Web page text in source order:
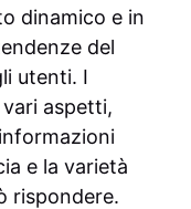
dinamico e in
del
utenti. I
aspetti,
e la varietà
rispondere.